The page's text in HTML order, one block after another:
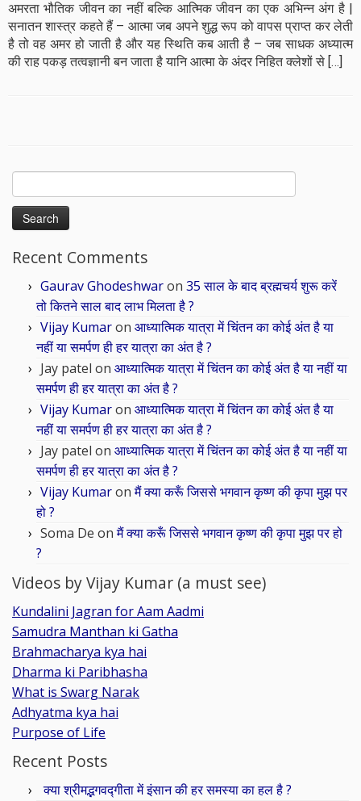
अमरता भौतिक जीवन का नहीं बल्कि आत्मिक जीवन का एक अभिन्न अंग है |
सनातन शास्त्र कहते हैं – आत्मा जब अपने शुद्ध रूप को वापस प्राप्त कर लेती
है तो वह अमर हो जाती है और यह स्थिति कब आती है – जब साधक अध्यात्म
की राह पकड़ तत्वज्ञानी बन जाता है यानि आत्मा के अंदर निहित क्लेशों से […]
Search
for:
Recent Comments
Gaurav Ghodeshwaron 35 साल के बाद ब्रह्मचर्य शुरू करें
तो कितने साल बाद लाभ मिलता है ?
Vijay Kumaron आध्यात्मिक यात्रा में चिंतन का कोई अंत है या
नहीं या समर्पण ही हर यात्रा का अंत है ?
Jay patel on आध्यात्मिक यात्रा में चिंतन का कोई अंत है या नहीं या
समर्पण ही हर यात्रा का अंत है ?
Vijay Kumaron आध्यात्मिक यात्रा में चिंतन का कोई अंत है या
नहीं या समर्पण ही हर यात्रा का अंत है ?
Jay patel on आध्यात्मिक यात्रा में चिंतन का कोई अंत है या नहीं या
समर्पण ही हर यात्रा का अंत है ?
Vijay Kumaronमैं क्या करूँ जिससे भगवान कृष्ण की कृपा मुझ पर
हो ?
Soma De onमैं क्या करूँ जिससे भगवान कृष्ण की कृपा मुझ पर हो
?
Videos by Vijay Kumar (a must see)
Kundalini Jagran for Aam Aadmi
Samudra Manthan ki Gatha
Brahmacharya kya hai
Dharma ki Paribhasha
What is Swarg Narak
Adhyatma kya hai
Purpose of Life
Recent Posts
क्या श्रीमद्भगवद्गीता में इंसान की हर समस्या का हल है ?